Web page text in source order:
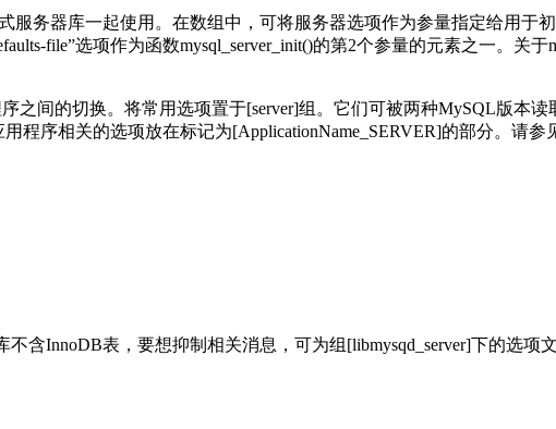
服务器库一起使用。在数组中，可将服务器选项作为参量指定给用于
file”选项作为函数mysql_server_init()的第2个参量的元素之一。关于
之间的切换。将常用选项置于[server]组。它们可被两种MySQL版本读
程序相关的选项放在标记为[ApplicationName_SERVER]的部分。 请参
不含InnoDB表，要想抑制相关消息，可为组 [libmysqd_server]下的选项